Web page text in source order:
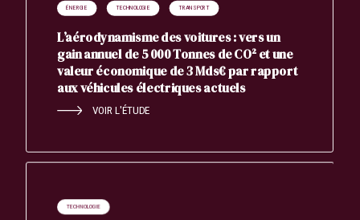
ÉNERGIE TECHNOLOGIE TRANSPORT
L’aérodynamisme des voitures : vers un
gain annuel de 5 000 Tonnes de CO² et une
valeur économique de 3 Mds€ par rapport
aux véhicules électriques actuels
VOIR L'ÉTUDE
TECHNOLOGIE